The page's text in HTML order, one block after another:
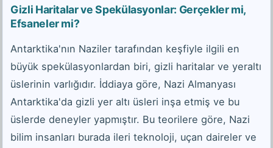
Gizli Haritalar ve Spekülasyonlar: Gerçekler mi,
Efsaneler mi?
Antarktika'nın Naziler tarafından keşfiyle ilgili en
büyük spekülasyonlardan biri, gizli haritalar ve yeraltı
üslerinin varlığıdır. İddiaya göre, Nazi Almanyası
Antarktika'da gizli yer altı üsleri inşa etmiş ve bu
üslerde deneyler yapmıştır. Bu teorilere göre, Nazi
bilim insanları burada ileri teknoloji, uçan daireler ve